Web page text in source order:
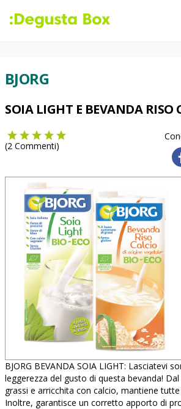
BJORG
SOIA LIGHT E BEVANDA RISO
(2 Commenti)
BJORG BEVANDA SOIA LIGHT: Lasciatevi
leggerezza del gusto di questa bevanda!
grassi e arricchita con calcio, mantiene
Inoltre, garantisce un corretto apporto di